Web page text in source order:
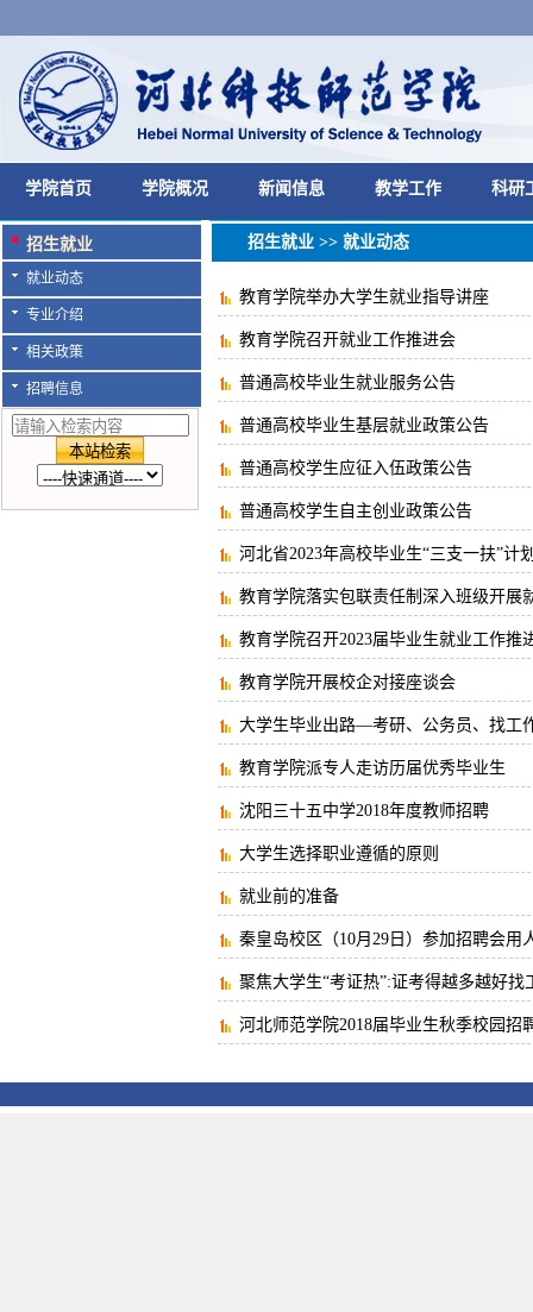
学院首页 学院概况 新闻信息 教学工作 科研
招生就业
就业动态
专业介绍
相关政策
招聘信息
招生就业 >> 就业动态
教育学院举办大学生就业指导讲座
教育学院召开就业工作推进会
普通高校毕业生就业服务公告
普通高校毕业生基层就业政策公告
普通高校学生应征入伍政策公告
普通高校学生自主创业政策公告
河北省2023年高校毕业生“三支一扶”计
教育学院落实包联责任制深入班级开展
教育学院召开2023届毕业生就业工作推
教育学院开展校企对接座谈会
大学生毕业出路—考研、公务员、找工
教育学院派专人走访历届优秀毕业生
沈阳三十五中学2018年度教师招聘​
大学生选择职业遵循的原则
就业前的准备
秦皇岛校区（10月29日）参加招聘会用
聚焦大学生“考证热”:证考得越多越好找
河北师范学院2018届毕业生秋季校园招